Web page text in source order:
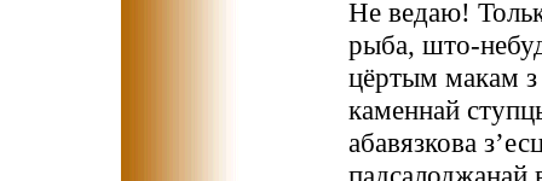
Не ведаю!
рыба, што-
цёртым макам з
каменнай
абавязкова